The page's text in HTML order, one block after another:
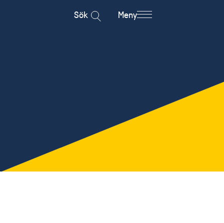
Sök Meny